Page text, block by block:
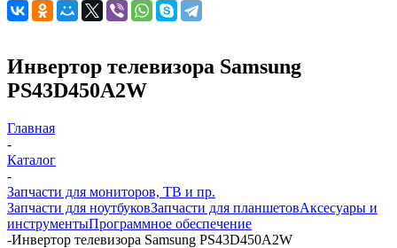
Инвертор телевизора Samsung
PS43D450A2W
Главная
-
Каталог
-
Запчасти для мониторов, ТВ и пр.
Запчасти для ноутбуковЗапчасти для планшетовАксесуары и
инструментыПрограммное обеспечение
-Инвертор телевизора Samsung PS43D450A2W